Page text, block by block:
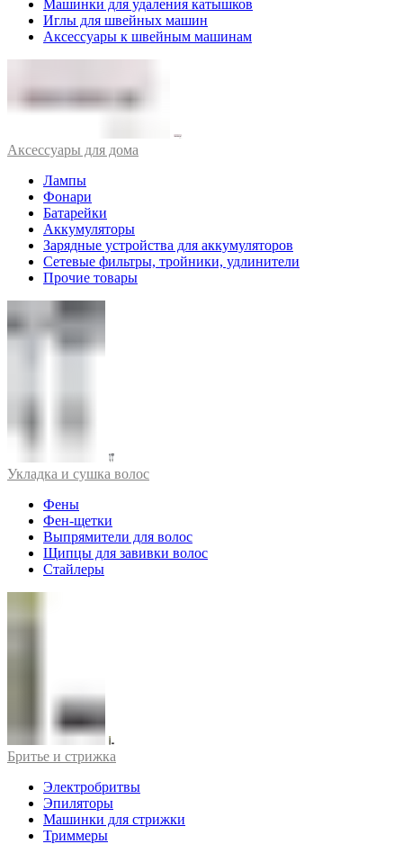
Машинки для удаления катышков
Иглы для швейных машин
Аксессуары к швейным машинам
Аксессуары для дома
Лампы
Фонари
Батарейки
Аккумуляторы
Зарядные устройства для аккумуляторов
Сетевые фильтры, тройники, удлинители
Прочие товары
Укладка и сушка волос
Фены
Фен-щетки
Выпрямители для волос
Щипцы для завивки волос
Стайлеры
Бритье и стрижка
Электробритвы
Эпиляторы
Машинки для стрижки
Триммеры